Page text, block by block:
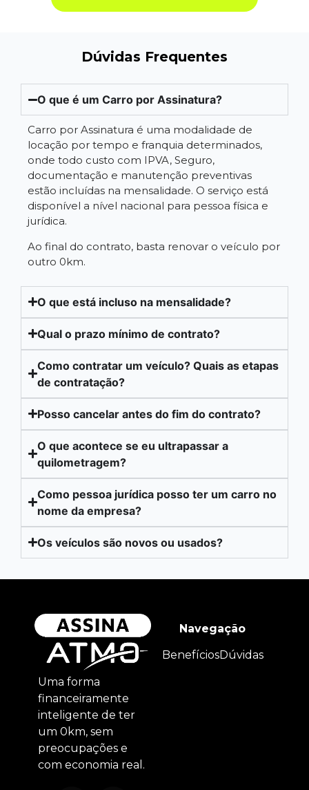
Dúvidas Frequentes
O que é um Carro por Assinatura?
Carro por Assinatura é uma modalidade de
locação por tempo e franquia determinados,
onde todo custo com IPVA, Seguro,
documentação e manutenção preventivas
estão incluídas na mensalidade. O serviço está
disponível a nível nacional para pessoa física e
jurídica.
Ao final do contrato, basta renovar o veículo por
outro 0km.
O que está incluso na mensalidade?
Qual o prazo mínimo de contrato?
Como contratar um veículo? Quais as etapas
de contratação?
Posso cancelar antes do fim do contrato?
O que acontece se eu ultrapassar a
quilometragem?
Como pessoa jurídica posso ter um carro no
nome da empresa?
Os veículos são novos ou usados?
Uma forma
financeiramente
inteligente de ter
um 0km, sem
preocupações e
com economia real.
Navegação
BenefíciosDúvidas